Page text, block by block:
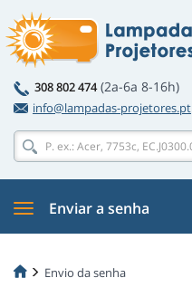
308 802 474 (2a-6a 8-16h)
info@lampadas-projetores.pt
Enviar a senha
Envio da senha